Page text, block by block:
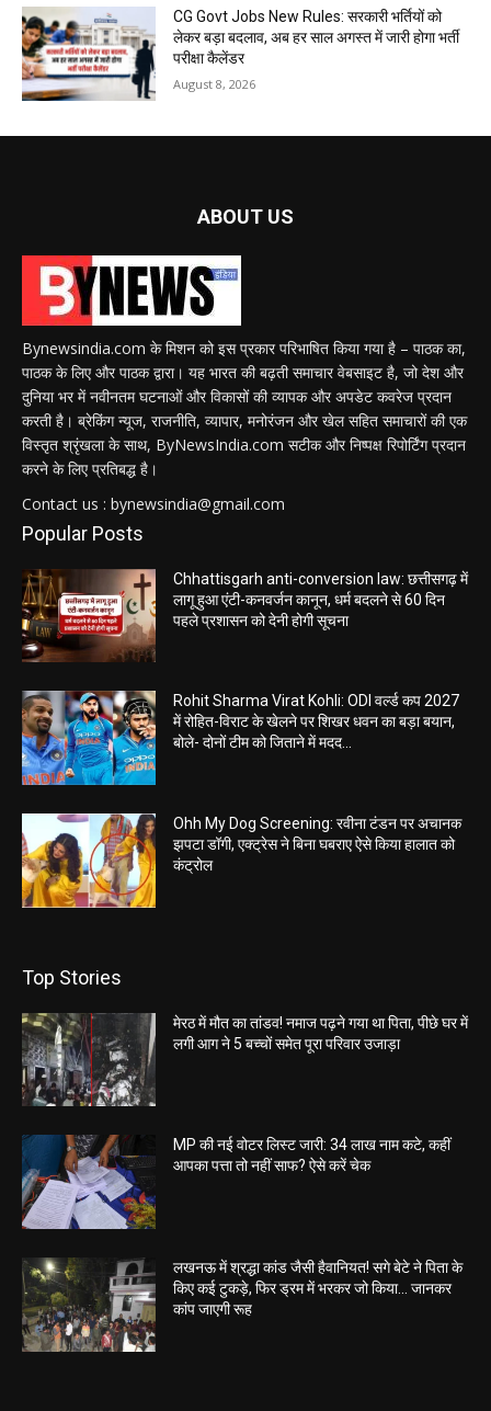
CG Govt Jobs New Rules: सरकारी भर्तियों को
लेकर बड़ा बदलाव, अब हर साल अगस्त में जारी होगा भर्ती
परीक्षा कैलेंडर
August 8, 2026
ABOUT US
Bynewsindia.com के मिशन को इस प्रकार परिभाषित किया गया है – पाठक का,
पाठक के लिए और पाठक द्वारा। यह भारत की बढ़ती समाचार वेबसाइट है, जो देश और
दुनिया भर में नवीनतम घटनाओं और विकासों की व्यापक और अपडेट कवरेज प्रदान
करती है। ब्रेकिंग न्यूज, राजनीति, व्यापार, मनोरंजन और खेल सहित समाचारों की एक
विस्तृत श्रृंखला के साथ, ByNewsIndia.com सटीक और निष्पक्ष रिपोर्टिंग प्रदान
करने के लिए प्रतिबद्ध है।
Contact us : bynewsindia@gmail.com
Popular Posts
Chhattisgarh anti-conversion law: छत्तीसगढ़ में
लागू हुआ एंटी-कनवर्जन कानून, धर्म बदलने से 60 दिन
पहले प्रशासन को देनी होगी सूचना
Rohit Sharma Virat Kohli: ODI वर्ल्ड कप 2027
में रोहित-विराट के खेलने पर शिखर धवन का बड़ा बयान,
बोले- दोनों टीम को जिताने में मदद...
Ohh My Dog Screening: रवीना टंडन पर अचानक
झपटा डॉगी, एक्ट्रेस ने बिना घबराए ऐसे किया हालात को
कंट्रोल
Top Stories
मेरठ में मौत का तांडव! नमाज पढ़ने गया था पिता, पीछे घर में
लगी आग ने 5 बच्चों समेत पूरा परिवार उजाड़ा
MP की नई वोटर लिस्ट जारी: 34 लाख नाम कटे, कहीं
आपका पत्ता तो नहीं साफ? ऐसे करें चेक
लखनऊ में श्रद्धा कांड जैसी हैवानियत! सगे बेटे ने पिता के
किए कई टुकड़े, फिर ड्रम में भरकर जो किया… जानकर
कांप जाएगी रूह